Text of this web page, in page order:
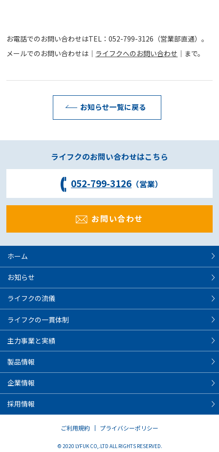
お電話でのお問い合わせはTEL：052-799-3126（営業部直通）。
メールでのお問い合わせは｜ ライフクへのお問い合わせ ｜まで。
お知らせ一覧に戻る
ライフクのお問い合わせはこちら
052-799-3126 （営業）
お問い合わせ
ホーム
お知らせ
ライフクの流儀
ライフクの一貫体制
主力事業と実績
製品情報
企業情報
採用情報
ご利用規約 プライバシーポリシー
© 2020 LYFUK CO,.LTD ALL RIGHTS RESERVED.